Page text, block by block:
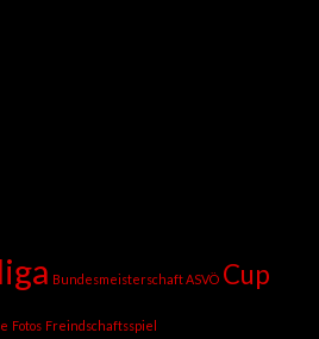
Bundesmeisterschaft ASVÖ Cup
Fotos Freindschaftsspiel